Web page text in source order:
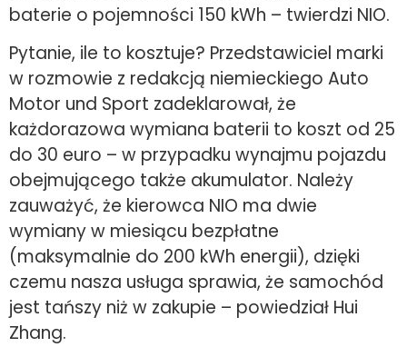
baterie o pojemności 150 kWh – twierdzi NIO.
Pytanie, ile to kosztuje? Przedstawiciel marki
w rozmowie z redakcją niemieckiego Auto
Motor und Sport zadeklarował, że
każdorazowa wymiana baterii to koszt od 25
do 30 euro – w przypadku wynajmu pojazdu
obejmującego także akumulator. Należy
zauważyć, że kierowca NIO ma dwie
wymiany w miesiącu bezpłatne
(maksymalnie do 200 kWh energii), dzięki
czemu nasza usługa sprawia, że samochód
jest tańszy niż w zakupie – powiedział Hui
Zhang.